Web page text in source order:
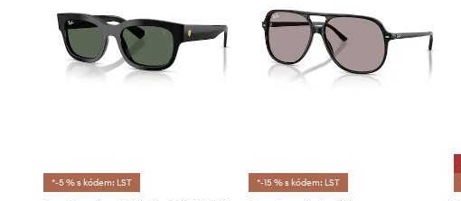
*-5 % s kódem: LST *-15 % s kódem: LST